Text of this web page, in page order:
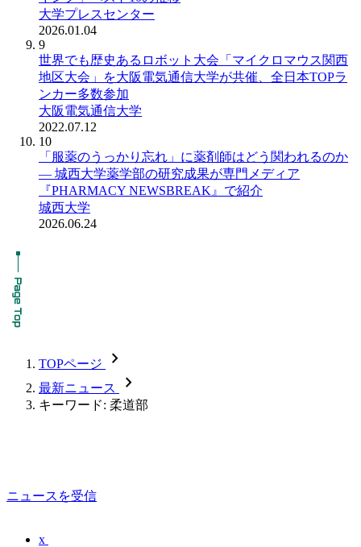
大学プレスセンター
2026.01.04
9
世界でも歴史あるロボット大会「マイクロマウス関西
地区大会」を大阪電気通信大学が共催、全日本TOPラ
ンカー多数参加
大阪電気通信大学
2022.07.12
10
「服薬のうっかり忘れ」に薬剤師はどう関われるのか
― 城西大学薬学部の研究成果が専門メディア
『PHARMACY NEWSBREAK』で紹介
城西大学
2026.06.24
TOPページ chevron_forward
最新ニュース chevron_forward
キーワード: 柔道部
ニュースを受信
x